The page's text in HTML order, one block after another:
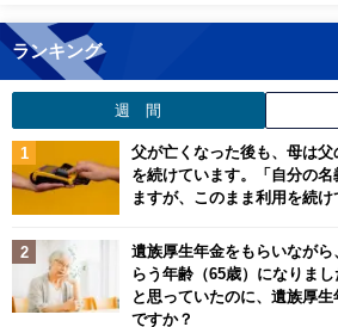
ランキング
週 間
父が亡くなった後も、母は
を続けています。「自分の
ますが、このまま利用を続
遺族厚生年金をもらいなが
らう年齢（65歳）になりま
と思っていたのに、遺族厚
ですか？